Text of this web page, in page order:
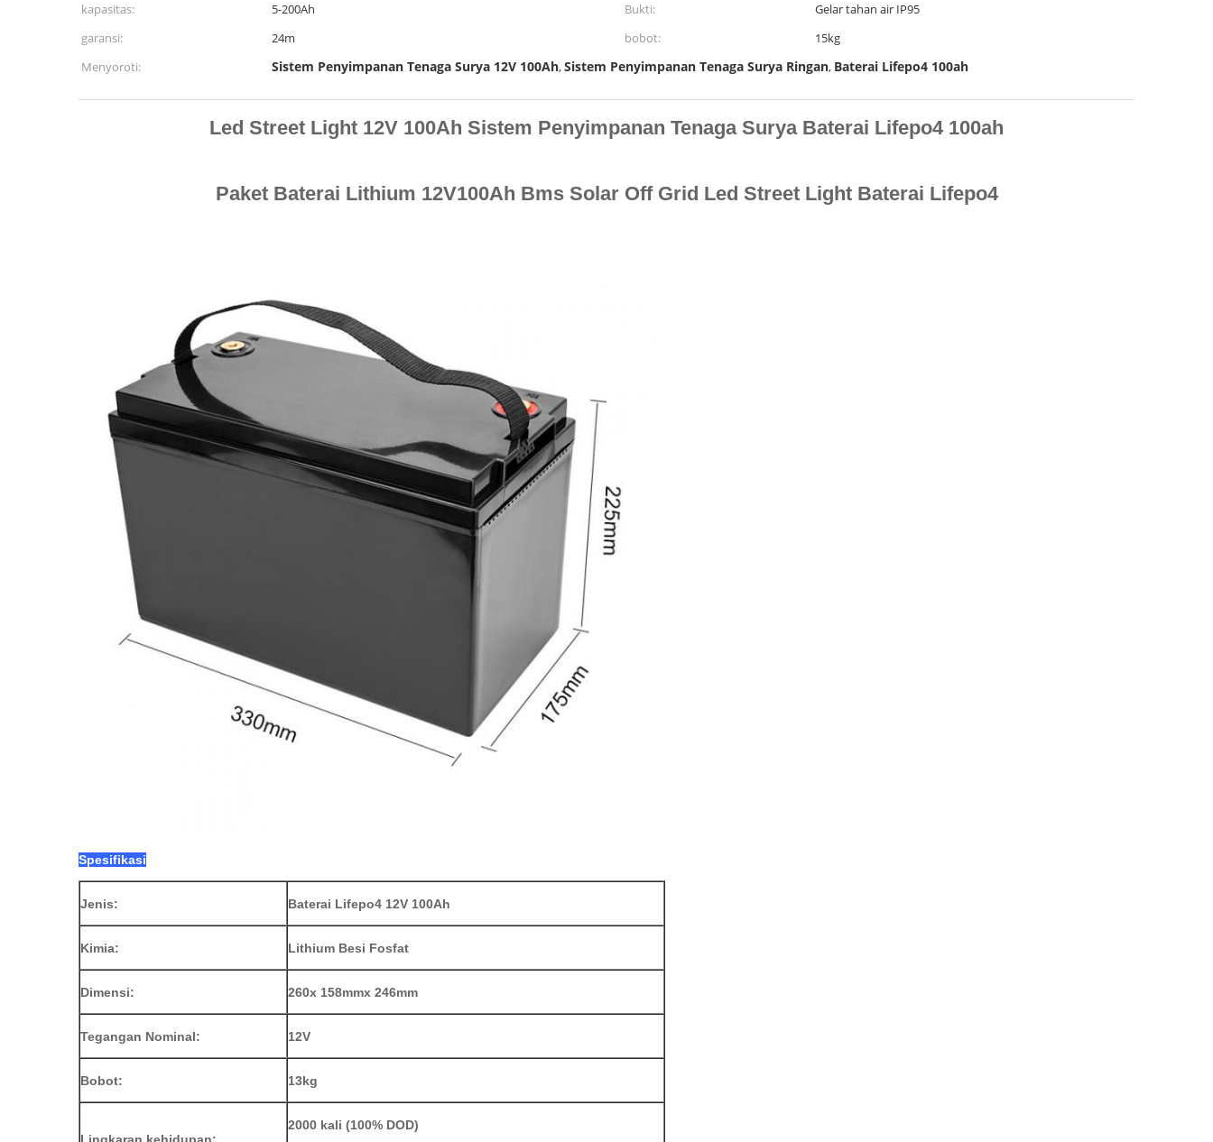
kapasitas:
5-200Ah Bukti:
Gelar tahan air IP95
garansi:
24m bobot:
15kg
Menyoroti:
Sistem Penyimpanan Tenaga Surya 12V 100Ah,Sistem Penyimpanan Tenaga Surya Ringan, Baterai Lifepo4 100ah
Led Street Light 12V 100Ah Sistem Penyimpanan Tenaga Surya Baterai Lifepo4 100ah
Paket Baterai Lithium 12V100Ah Bms Solar Off Grid Led Street Light Baterai Lifepo4
Spesifikasi
Jenis: Baterai Lifepo4 12V 100Ah
Kimia: Lithium Besi Fosfat
Dimensi: 260x 158mmx 246mm
Tegangan Nominal: 12V
Bobot: 13kg
2000 kali (100% DOD)